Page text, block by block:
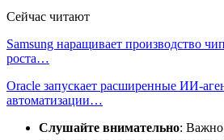
Сейчас читают
Samsung наращивает производство
роста…
Oracle запускает расширенные
автоматизации…
Слушайте внимательно: Важно